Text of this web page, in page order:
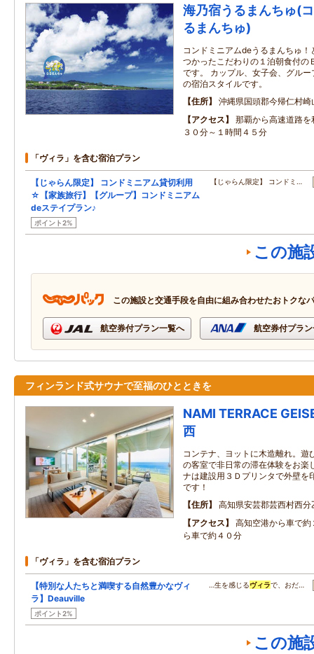
海乃宿うるまんちゅ(
るまんちゅ)
コンドミニアムdeうるまんちゅ
つかったこだわりの１泊朝食付
です。 カップル、女子会、グル
の宿泊スタイルです。
住所
沖縄県国頭郡今帰仁村崎
アクセス
那覇から高速道路
３０分～１時間４５分
「ヴィラ」を含む宿泊プラン
【じゃらん限定】 コンドミニアム貸切利用
☆【家族旅行】【グループ】コンドミニアム
deステイプラン♪
ポイント2%
【じゃらん限定】 コンドミ…
この施
この施設と交通手段を自由に組み合わせたおトクな
航空券付プラン一覧へ 航空券付プラ
フィンランド式サウナで至福のひとときを
NAMI TERRACE
西
コンテナ、ヨットに木造離れ。遊
の客室で非日常の滞在体験をお楽
ナは建設用３Ｄプリンタで外壁を
です！
住所
高知県安芸郡芸西村西分
アクセス
高知空港から車で
ら車で約４０分
「ヴィラ」を含む宿泊プラン
【特別な人たちと満喫する自然豊かなヴィ
ラ】Deauville
ポイント2%
…生を感じるヴィラで、おだ…
この施